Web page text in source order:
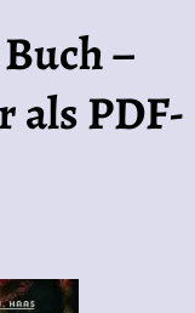
–
als PDF-